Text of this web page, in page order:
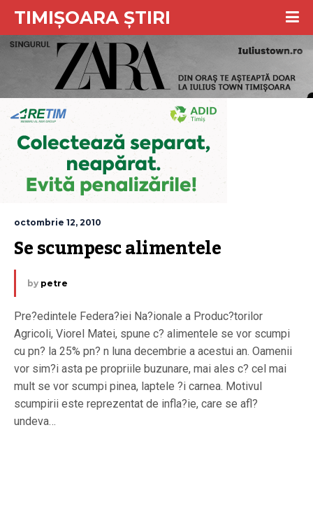
TIMIȘOARA ȘTIRI
octombrie 12, 2010
Se scumpesc alimentele
by petre
Pre?edintele Federa?iei Na?ionale a Produc?torilor
Agricoli, Viorel Matei, spune c? alimentele se vor scumpi
cu pn? la 25% pn? n luna decembrie a acestui an. Oamenii
vor sim?i asta pe propriile buzunare, mai ales c? cel mai
mult se vor scumpi pinea, laptele ?i carnea. Motivul
scumpirii este reprezentat de infla?ie, care se afl?
undeva…